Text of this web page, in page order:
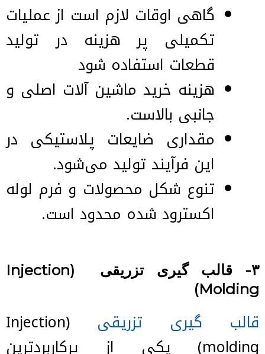
گاهی اوقات لازم است از عملیات
تکمیلی پر هزینه در تولید
قطعات استفاده شود
هزینه خرید ماشین آلات اصلی و
جانبی بالاست.
مقداری ضایعات پلاستیکی در
این فرآیند تولید می‌شود.
تنوع شکل محصولات و فرم لوله
اکسترود شده محدود است.
۳- قالب گیری تزریقی
(Injection
Molding)
قالب گیری تزریقی
(Injection
molding) یكی از پرکاربردترین